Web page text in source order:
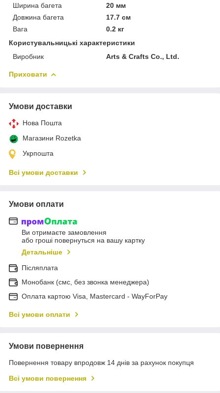
Ширина багета
20 мм
Довжина багета
17.7 см
Вага
0.2 кг
Користувальницькі характеристики
Виробник
Arts & Crafts Co., Ltd.
Приховати
Умови доставки
Нова Пошта
Магазини Rozetka
Укрпошта
Всі умови доставки
Умови оплати
Ви отримаєте замовлення
або гроші повернуться на вашу картку
Детальніше
Післяплата
Монобанк (смс, без звонка менеджера)
Оплата картою Visa, Mastercard - WayForPay
Всі умови оплати
Умови повернення
Повернення товару впродовж 14 днів за рахунок покупця
Всі умови повернення